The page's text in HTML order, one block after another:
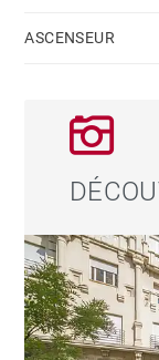
patios
également
au dernier
de conciergerie
garantissant
l’un des
ASCENSEUR